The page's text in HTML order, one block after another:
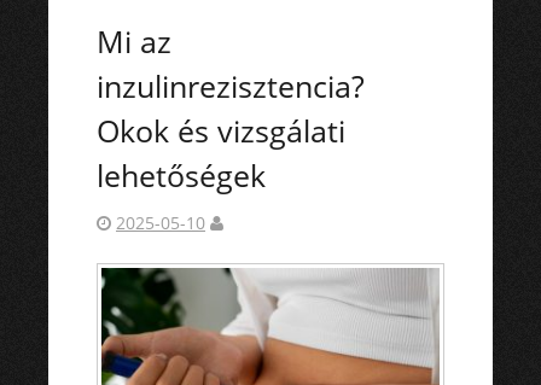
Mi az
inzulinrezisztencia?
Okok és vizsgálati
lehetőségek
2025-05-10